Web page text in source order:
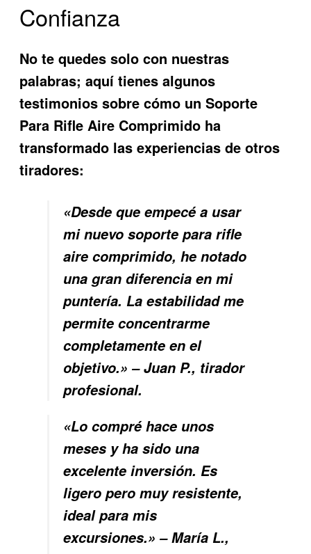
Confianza
No te quedes solo con nuestras
palabras; aquí tienes algunos
testimonios sobre cómo unSoporte
Para Rifle Aire Comprimido ha
transformado las experiencias de otros
tiradores:
«Desde que empecé a usar
mi nuevo soporte para rifle
aire comprimido, he notado
una gran diferencia en mi
puntería. La estabilidad me
permite concentrarme
completamente en el
objetivo.» – Juan P., tirador
profesional.
«Lo compré hace unos
meses y ha sido una
excelente inversión. Es
ligero pero muy resistente,
ideal para mis
excursiones.» – María L.,